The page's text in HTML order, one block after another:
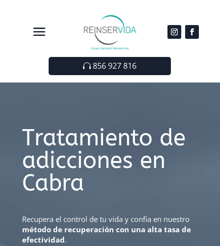
856 927 816
Tratamiento de
adicciones en
Cabra
Recupera el control de tu vida y confía en nuestro
método de recuperación con una alta tasa de
efectividad.